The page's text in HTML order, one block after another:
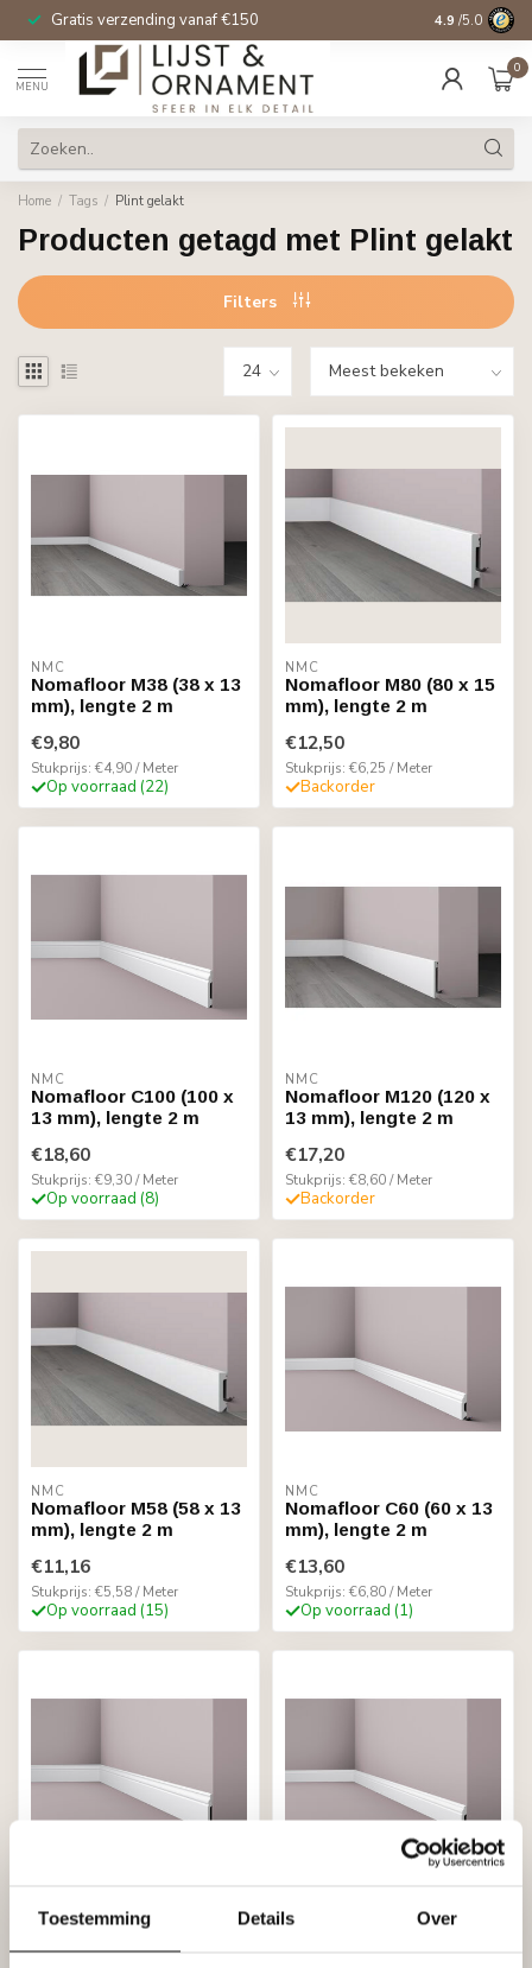
Toestemming Details Over
Gratis verzending vanaf €150 14 dagen
4.9 /5.0
MENU
0
Home / Tags / Plint gelakt
Producten getagd met Plint gelakt
Filters
NMC
Nomafloor M38 (38 x 13
mm), lengte 2 m
€9,80
Stukprijs: €4,90 / Meter
Op voorraad (22)
NMC
Nomafloor M80 (80 x 15
mm), lengte 2 m
€12,50
Stukprijs: €6,25 / Meter
Backorder
NMC
Nomafloor C100 (100 x
13 mm), lengte 2 m
€18,60
Stukprijs: €9,30 / Meter
Op voorraad (8)
NMC
Nomafloor M120 (120 x
13 mm), lengte 2 m
€17,20
Stukprijs: €8,60 / Meter
Backorder
NMC
Nomafloor M58 (58 x 13
mm), lengte 2 m
€11,16
Stukprijs: €5,58 / Meter
Op voorraad (15)
NMC
Nomafloor C60 (60 x 13
mm), lengte 2 m
€13,60
Stukprijs: €6,80 / Meter
Op voorraad (1)
Wallstyl FB2F (100 x 13
Wallstyl FB1F (60 x 13